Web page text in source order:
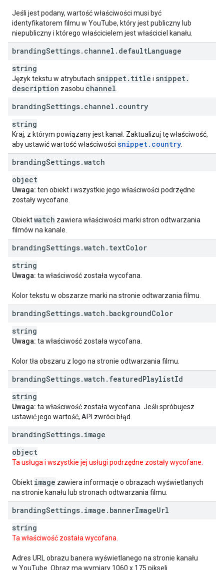
Jeśli jest podany, wartość właściwości musi być
identyfikatorem filmu w YouTube, który jest publiczny lub
niepubliczny i którego właścicielem jest właściciel kanału.
brandingSettings. channel . defaultLanguage
string
Język tekstu w atrybutach snippet. title i snippet.
description zasobu channel
brandingSettings. channel . country
string
Kraj, z którym powiązany jest kanał. Zaktualizuj tę właściwość,
aby ustawić wartość właściwości snippet. country
brandingSettings.watch
object
Uwaga: ten obiekt i wszystkie jego właściwości podrzędne
zostały wycofane.
Obiektwatch zawiera właściwości marki stron odtwarzania
filmów na kanale.
brandingSettings.watch . textColor
string
Uwaga: ta właściwość została wycofana.
Kolor tekstu w obszarze marki na stronie odtwarzania filmu.
brandingSettings.watch . backgroundColor
string
Uwaga: ta właściwość została wycofana.
Kolor tła obszaru z logo na stronie odtwarzania filmu.
brandingSettings.watch . featuredPlaylistId
string
Uwaga: ta właściwość została wycofana. Jeśli spróbujesz
ustawić jego wartość, API zwróci błąd.
brandingSettings. image
object
Ta usługa i wszystkie jej usługi podrzędne zostały wycofane.
Obiekt image zawiera informacje o obrazach wyświetlanych
na stronie kanału lub stronach odtwarzania filmu.
brandingSettings. image . bannerImageUrl
string
Ta właściwość została wycofana.
Adres URL obrazu banera wyświetlanego na stronie kanału
w YouTube. Obraz ma wymiary 1060 x 175 pikseli.